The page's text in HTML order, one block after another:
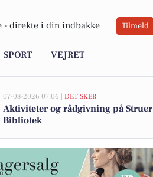
- direkte i din indbakke Tilmeld
SPORT VEJRET
07-08-2026 07:06 | DET SKER
Aktiviteter og rådgivning på Struer
Bibliotek